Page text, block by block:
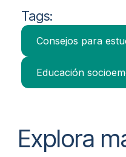
Tags:
Consejos para
Educación
Explora